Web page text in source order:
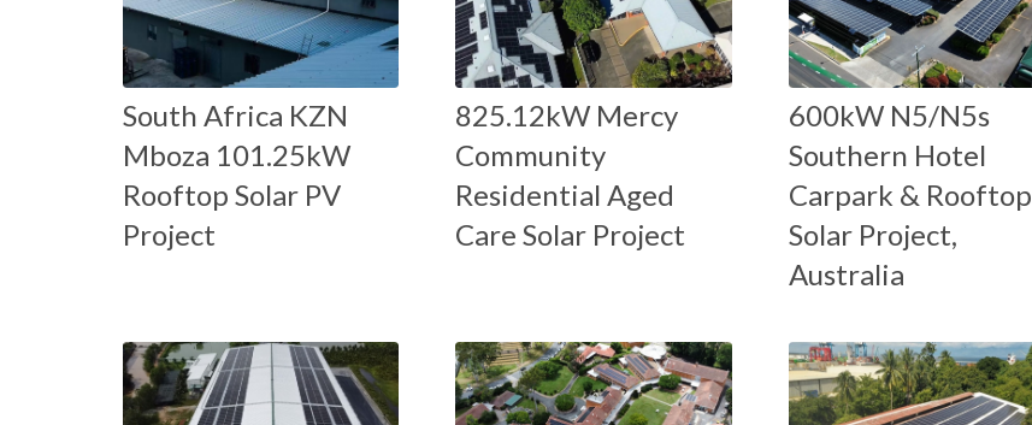
South Africa KZN
Mboza 101.25kW
Rooftop Solar PV
Project
825.12kW Mercy
Community
Residential Aged
Care Solar Project
600kW N5/N5s
Southern Hotel
Carpark & Rooftop
Solar Project,
Australia